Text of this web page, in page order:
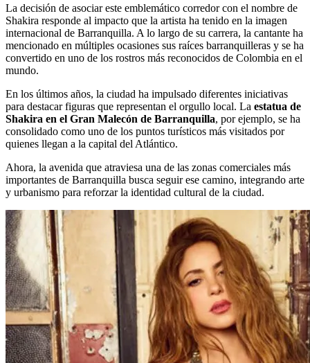
La decisión de asociar este emblemático corredor con el nombre de
Shakira responde al impacto que la artista ha tenido en la imagen
internacional de Barranquilla. A lo largo de su carrera, la cantante ha
mencionado en múltiples ocasiones sus raíces barranquilleras y se ha
convertido en uno de los rostros más reconocidos de Colombia en el
mundo.
En los últimos años, la ciudad ha impulsado diferentes iniciativas
para destacar figuras que representan el orgullo local. La estatua de
Shakira en el Gran Malecón de Barranquilla, por ejemplo, se ha
consolidado como uno de los puntos turísticos más visitados por
quienes llegan a la capital del Atlántico.
Ahora, la avenida que atraviesa una de las zonas comerciales más
importantes de Barranquilla busca seguir ese camino, integrando arte
y urbanismo para reforzar la identidad cultural de la ciudad.